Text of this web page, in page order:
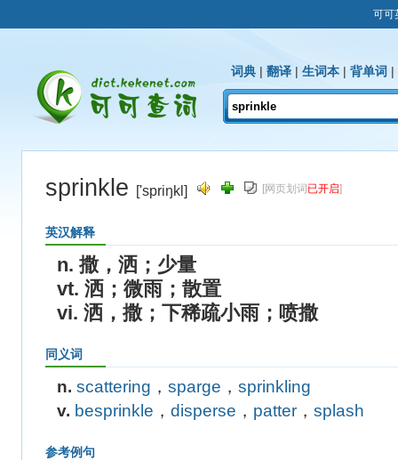
可可
词典 | 翻译 | 生词本 | 背单词 |
sprinkle ['spriŋkl] [网页划词 已开启]
英汉解释
n. 撒，洒；少量
vt. 洒；微雨；散置
vi. 洒，撒；下稀疏小雨；喷撒
同义词
n. scattering ， sparge ， sprinkling
v. besprinkle ， disperse ， patter ， splash
参考例句